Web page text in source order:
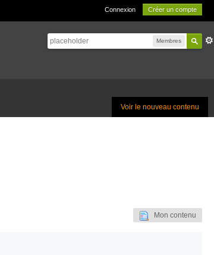
Connexion Créer un compte
Membres
Voir le nouveau contenu
Mon contenu